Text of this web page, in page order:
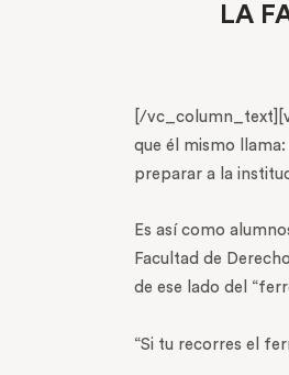
LA
[/
que él mismo
preparar a la
Es así como
Facultad de
de ese lado del
“Si tu recorres el